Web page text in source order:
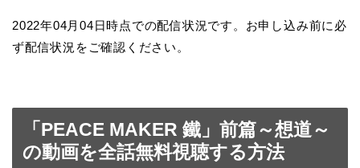
2022年04月04日時点での配信状況です。お申し込み前に必
ず配信状況をご確認ください。
「PEACE MAKER 鐵」前篇～想道～
の動画を全話無料視聴する方法